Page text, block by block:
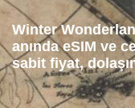
Winter
anında eSIM ve
sabit fiyat,